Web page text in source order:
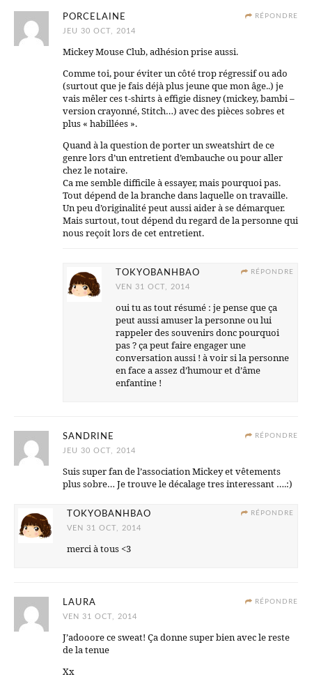
RÉPONDRE
PORCELAINE
JEU 30 OCT, 2014
Mickey Mouse Club, adhésion prise aussi.
Comme toi, pour éviter un côté trop régressif ou ado
(surtout que je fais déjà plus jeune que mon âge..) je
vais mêler ces t-shirts à effigie disney (mickey, bambi –
version crayonné, Stitch…) avec des pièces sobres et
plus « habillées ».
Quand à la question de porter un sweatshirt de ce
genre lors d’un entretient d’embauche ou pour aller
chez le notaire.
Ca me semble difficile à essayer, mais pourquoi pas.
Tout dépend de la branche dans laquelle on travaille.
Un peu d’originalité peut aussi aider à se démarquer.
Mais surtout, tout dépend du regard de la personne qui
nous reçoit lors de cet entretient.
RÉPONDRE
TOKYOBANHBAO
VEN 31 OCT, 2014
oui tu as tout résumé : je pense que ça
peut aussi amuser la personne ou lui
rappeler des souvenirs donc pourquoi
pas ? ça peut faire engager une
conversation aussi ! à voir si la personne
en face a assez d’humour et d’âme
enfantine !
RÉPONDRE
SANDRINE
JEU 30 OCT, 2014
Suis super fan de l’association Mickey et vêtements
plus sobre… Je trouve le décalage tres interessant ….:)
RÉPONDRE
TOKYOBANHBAO
VEN 31 OCT, 2014
merci à tous <3
RÉPONDRE
LAURA
VEN 31 OCT, 2014
J’adooore ce sweat! Ça donne super bien avec le reste
de la tenue
Xx